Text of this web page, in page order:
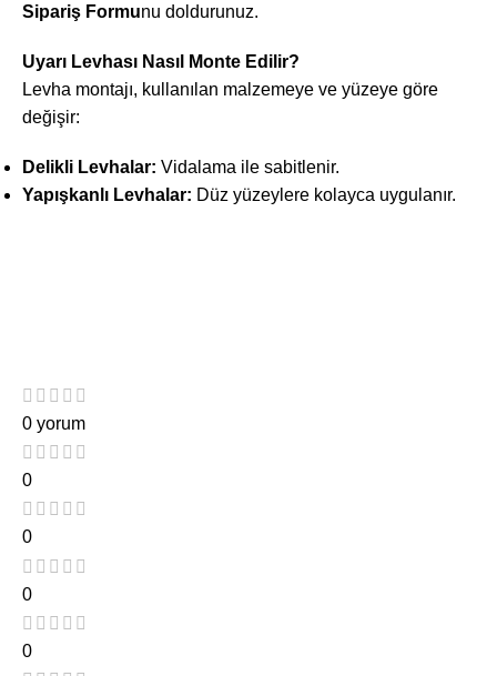
Sipariş Formunu doldurunuz.
Uyarı Levhası Nasıl Monte Edilir?
Levha montajı, kullanılan malzemeye ve yüzeye göre
değişir:
Delikli Levhalar: Vidalama ile sabitlenir.
Yapışkanlı Levhalar: Düz yüzeylere kolayca uygulanır.
0 yorum
0
0
0
0